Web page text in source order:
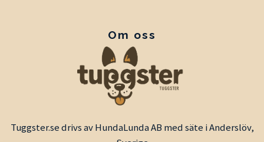
Om oss
Tuggster.se drivs av HundaLunda AB med säte i Anderslöv,